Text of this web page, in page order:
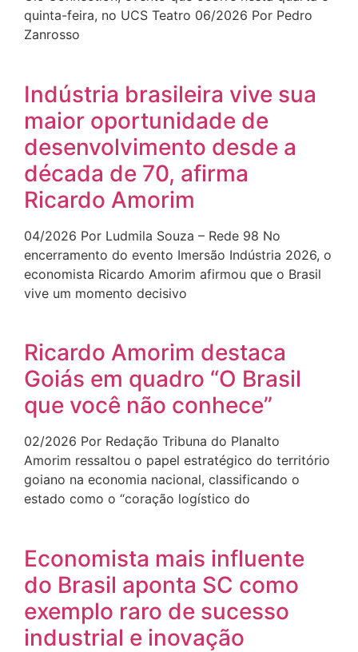
quinta-feira, no UCS Teatro 06/2026 Por Pedro
Zanrosso
Indústria brasileira vive sua
maior oportunidade de
desenvolvimento desde a
década de 70, afirma
Ricardo Amorim
04/2026 Por Ludmila Souza – Rede 98 No
encerramento do evento Imersão Indústria 2026, o
economista Ricardo Amorim afirmou que o Brasil
vive um momento decisivo
Ricardo Amorim destaca
Goiás em quadro “O Brasil
que você não conhece”
02/2026 Por Redação Tribuna do Planalto
Amorim ressaltou o papel estratégico do território
goiano na economia nacional, classificando o
estado como o “coração logístico do
Economista mais influente
do Brasil aponta SC como
exemplo raro de sucesso
industrial e inovação